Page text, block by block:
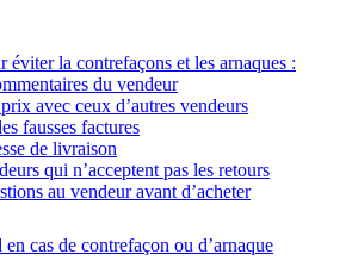
éviter la contrefaçons et les arnaques :
du vendeur
avec ceux d’autres vendeurs
fausses factures
de livraison
qui n’acceptent pas les retours
au vendeur avant d’acheter
cas de contrefaçon ou d’arnaque